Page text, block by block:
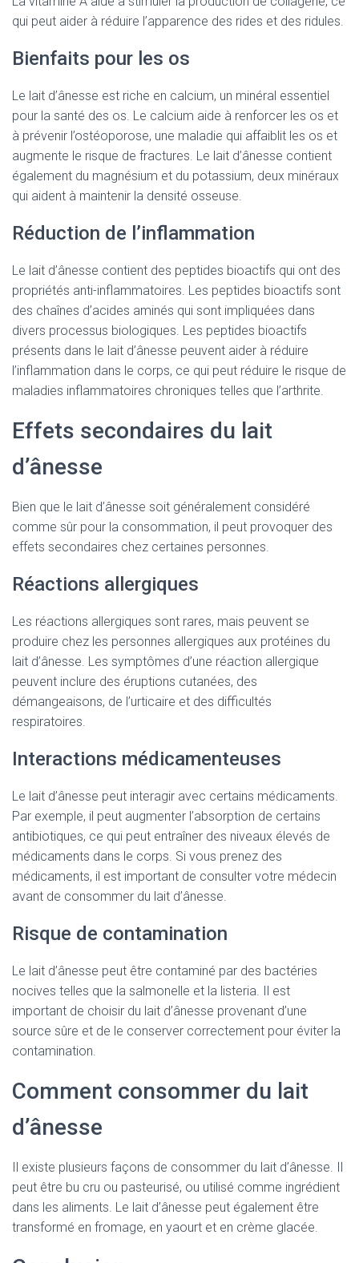
qui peut aider à réduire l’apparence des rides et des ridules.
Bienfaits pour les os
Le lait d’ânesse est riche en calcium, un minéral essentiel
pour la santé des os. Le calcium aide à renforcer les os et
à prévenir l’ostéoporose, une maladie qui affaiblit les os et
augmente le risque de fractures. Le lait d’ânesse contient
également du magnésium et du potassium, deux minéraux
qui aident à maintenir la densité osseuse.
Réduction de l’inflammation
Le lait d’ânesse contient des peptides bioactifs qui ont des
propriétés anti-inflammatoires. Les peptides bioactifs sont
des chaînes d’acides aminés qui sont impliquées dans
divers processus biologiques. Les peptides bioactifs
présents dans le lait d’ânesse peuvent aider à réduire
l’inflammation dans le corps, ce qui peut réduire le risque de
maladies inflammatoires chroniques telles que l’arthrite.
Effets secondaires du lait
d’ânesse
Bien que le lait d’ânesse soit généralement considéré
comme sûr pour la consommation, il peut provoquer des
effets secondaires chez certaines personnes.
Réactions allergiques
Les réactions allergiques sont rares, mais peuvent se
produire chez les personnes allergiques aux protéines du
lait d’ânesse. Les symptômes d’une réaction allergique
peuvent inclure des éruptions cutanées, des
démangeaisons, de l’urticaire et des difficultés
respiratoires.
Interactions médicamenteuses
Le lait d’ânesse peut interagir avec certains médicaments.
Par exemple, il peut augmenter l’absorption de certains
antibiotiques, ce qui peut entraîner des niveaux élevés de
médicaments dans le corps. Si vous prenez des
médicaments, il est important de consulter votre médecin
avant de consommer du lait d’ânesse.
Risque de contamination
Le lait d’ânesse peut être contaminé par des bactéries
nocives telles que la salmonelle et la listeria. Il est
important de choisir du lait d’ânesse provenant d’une
source sûre et de le conserver correctement pour éviter la
contamination.
Comment consommer du lait
d’ânesse
Il existe plusieurs façons de consommer du lait d’ânesse. Il
peut être bu cru ou pasteurisé, ou utilisé comme ingrédient
dans les aliments. Le lait d’ânesse peut également être
transformé en fromage, en yaourt et en crème glacée.